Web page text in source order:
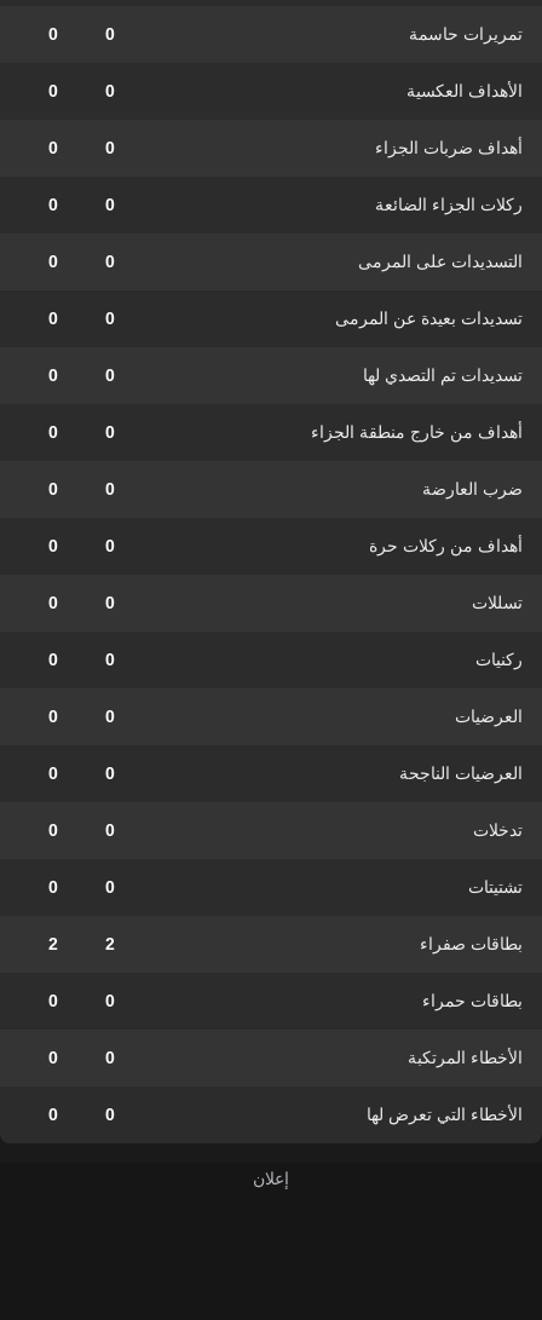
تمريرات حاسمة 0
0
الأهداف العكسية 0
0
أهداف ضربات الجزاء 0
0
ركلات الجزاء الضائعة 0
0
التسديدات على المرمى 0
0
تسديدات بعيدة عن المرمى 0
0
تسديدات تم التصدي لها 0
0
أهداف من خارج منطقة الجزاء 0
0
ضرب العارضة 0
0
أهداف من ركلات حرة 0
0
تسللات 0
0
ركنيات 0
0
العرضيات 0
0
العرضيات الناجحة 0
0
تدخلات 0
0
تشتيتات 0
0
بطاقات صفراء 2
2
بطاقات حمراء 0
0
الأخطاء المرتكبة 0
0
الأخطاء التي تعرض لها 0
0